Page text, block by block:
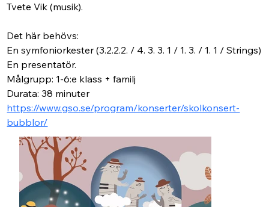
Tvete Vik (musik).
Det här behövs:
En symfoniorkester (3.2.2.2. / 4. 3. 3. 1 / 1. 3. / 1. 1 / Strings)
En presentatör.
Målgrupp: 1-6:e klass + familj
Durata: 38 minuter
https://www.gso.se/program/konserter/skolkonsert-
bubblor/